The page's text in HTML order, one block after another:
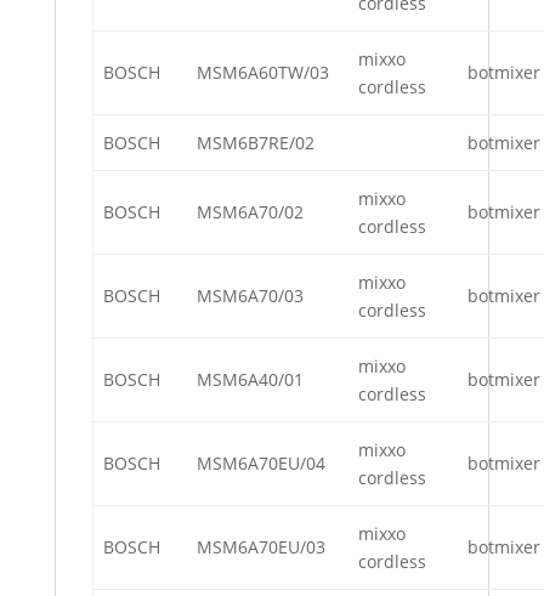
BOSCH MSM6A60TW/03
mixxo
cordless
botmixer
BOSCH MSM6B7RE/02 botmixer
BOSCH MSM6A70/02
mixxo
cordless
botmixer
BOSCH MSM6A70/03
mixxo
cordless
botmixer
BOSCH MSM6A40/01
mixxo
cordless
botmixer
BOSCH MSM6A70EU/04
mixxo
cordless
botmixer
BOSCH MSM6A70EU/03
mixxo
cordless
botmixer